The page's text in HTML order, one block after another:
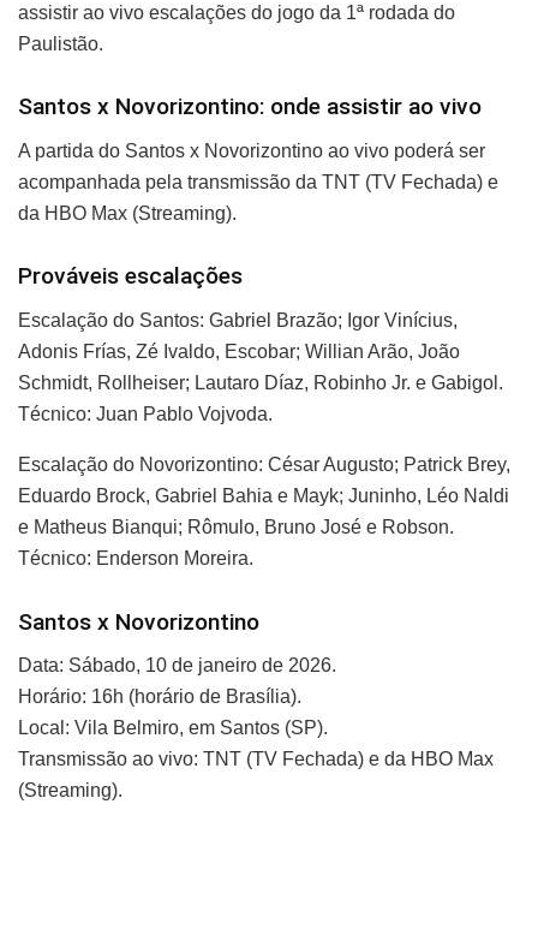
assistir ao vivo escalações do jogo da 1ª rodada do
Paulistão.
Santos x Novorizontino: onde assistir ao vivo
A partida do Santos x Novorizontino ao vivo poderá ser
acompanhada pela transmissão da TNT (TV Fechada) e
da HBO Max (Streaming).
Prováveis escalações
Escalação do Santos: Gabriel Brazão; Igor Vinícius,
Adonis Frías, Zé Ivaldo, Escobar; Willian Arão, João
Schmidt, Rollheiser; Lautaro Díaz, Robinho Jr. e Gabigol.
Técnico: Juan Pablo Vojvoda.
Escalação do Novorizontino: César Augusto; Patrick Brey,
Eduardo Brock, Gabriel Bahia e Mayk; Juninho, Léo Naldi
e Matheus Bianqui; Rômulo, Bruno José e Robson.
Técnico: Enderson Moreira.
Santos x Novorizontino
Data: Sábado, 10 de janeiro de 2026.
Horário: 16h (horário de Brasília).
Local: Vila Belmiro, em Santos (SP).
Transmissão ao vivo: TNT (TV Fechada) e da HBO Max
(Streaming).